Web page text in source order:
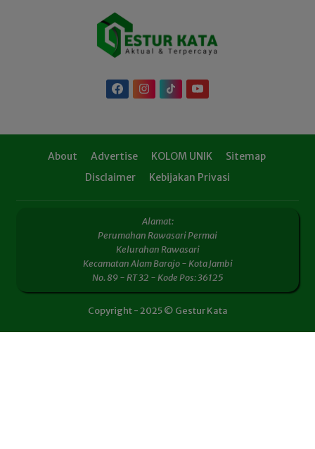
About Advertise KOLOM UNIK
Sitemap
Disclaimer
Kebijakan Privasi
Alamat:
Perumahan Rawasari Permai
Kelurahan Rawasari
Kecamatan Alam Barajo - Kota Jambi
No. 89 - RT 32 - Kode Pos: 36125
Copyright - 2025 © Gestur Kata